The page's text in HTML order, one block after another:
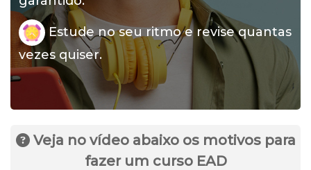
Estude no seu ritmo e revise quantas
vezes quiser.
Veja no vídeo abaixo os motivos para
fazer um curso EAD